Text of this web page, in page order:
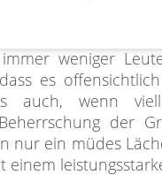
Instituts für
zu
weniger
es
auch, wenn
der
nur ein müdes